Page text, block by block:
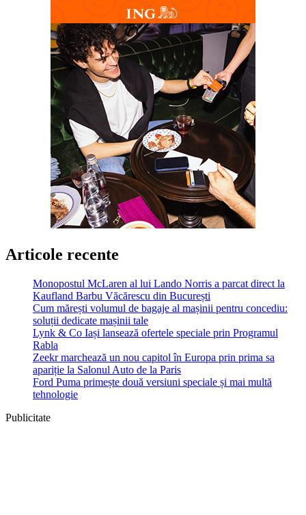
Articole recente
Monopostul McLaren al lui Lando Norris a parcat direct la
Kaufland Barbu Văcărescu din București
Cum mărești volumul de bagaje al mașinii pentru concediu:
soluții dedicate mașinii tale
Lynk & Co Iași lansează ofertele speciale prin Programul
Rabla
Zeekr marchează un nou capitol în Europa prin prima sa
apariție la Salonul Auto de la Paris
Ford Puma primește două versiuni speciale și mai multă
tehnologie
Publicitate